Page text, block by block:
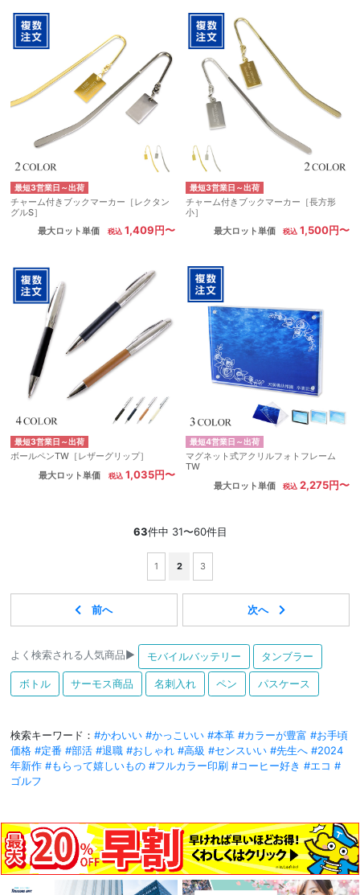
最短3営業日～出荷
チャーム付きブックマーカー［レクタン
グルS］
最大ロット単価
1,409円〜
最短3営業日～出荷
チャーム付きブックマーカー［長方形
小］
最大ロット単価
1,500円〜
最短3営業日～出荷
ボールペンTW［レザーグリップ］
最大ロット単価
1,035円〜
最短4営業日～出荷
マグネット式アクリルフォトフレーム
TW
最大ロット単価
2,275円〜
63件中 31〜60件目
1 2 3
よく検索される人気商品▶ モバイルバッテリー タンブラー
ボトル サーモス商品 名刺入れ ペン パスケース
検索キーワード： #かわいい #かっこいい #本革 #カラーが豊富 #お手頃
価格 #定番 #部活 #退職 #おしゃれ #高級 #センスいい #先生へ #2024
年新作 #もらって嬉しいもの #フルカラー印刷 #コーヒー好き #エコ #
ゴルフ